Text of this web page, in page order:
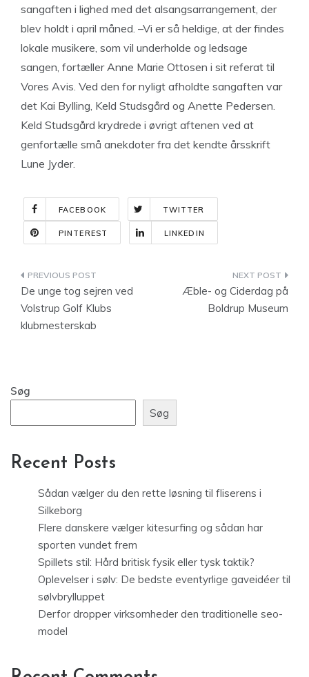
sangaften i lighed med det alsangsarrangement, der
blev holdt i april måned. –Vi er så heldige, at der findes
lokale musikere, som vil underholde og ledsage
sangen, fortæller Anne Marie Ottosen i sit referat til
Vores Avis. Ved den for nyligt afholdte sangaften var
det Kai Bylling, Keld Studsgård og Anette Pedersen.
Keld Studsgård krydrede i øvrigt aftenen ved at
genfortælle små anekdoter fra det kendte årsskrift
Lune Jyder.
FACEBOOK TWITTER
PINTEREST LINKEDIN
Indlægsnavigation
De unge tog sejren ved
Volstrup Golf Klubs
klubmesterskab
Æble- og Ciderdag på
Boldrup Museum
Søg
Søg
Recent Posts
Sådan vælger du den rette løsning til fliserens i
Silkeborg
Flere danskere vælger kitesurfing og sådan har
sporten vundet frem
Spillets stil: Hård britisk fysik eller tysk taktik?
Oplevelser i sølv: De bedste eventyrlige gaveidéer til
sølvbrylluppet
Derfor dropper virksomheder den traditionelle seo-
model